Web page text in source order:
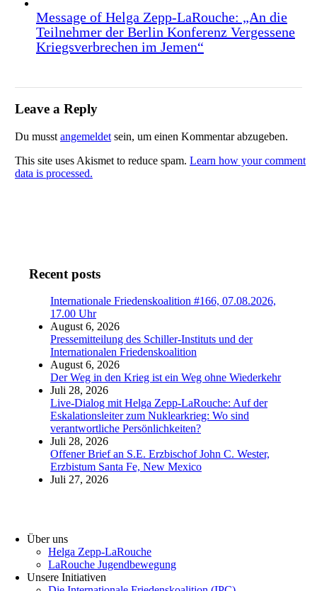
Message of Helga Zepp-LaRouche: „An die
Teilnehmer der Berlin Konferenz Vergessene
Kriegsverbrechen im Jemen“
Leave a Reply
Du musst angemeldetsein, um einen Kommentar abzugeben.
This site uses Akismet to reduce spam. Learn how your comment
data is processed.
Recent posts
Internationale Friedenskoalition #166, 07.08.2026,
17.00 Uhr
August 6, 2026
Pressemitteilung des Schiller-Instituts und der
Internationalen Friedenskoalition
August 6, 2026
Der Weg in den Krieg ist ein Weg ohne Wiederkehr
Juli 28, 2026
Live-Dialog mit Helga Zepp-LaRouche: Auf der
Eskalationsleiter zum Nuklearkrieg: Wo sind
verantwortliche Persönlichkeiten?
Juli 28, 2026
Offener Brief an S.E. Erzbischof John C. Wester,
Erzbistum Santa Fe, New Mexico
Juli 27, 2026
Über uns
Helga Zepp-LaRouche
LaRouche Jugendbewegung
Unsere Initiativen